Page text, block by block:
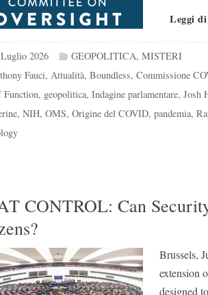
Leggi
2026 GEOPOLITICA, MISTERI
Fauci,Attualità,Boundless,Commissione
Function, geopolitica, Indagine parlamentare, Josh
, NIH, OMS, Origine del COVID, pandemia,
CONTROL: Can
Brussels,
extension
designed